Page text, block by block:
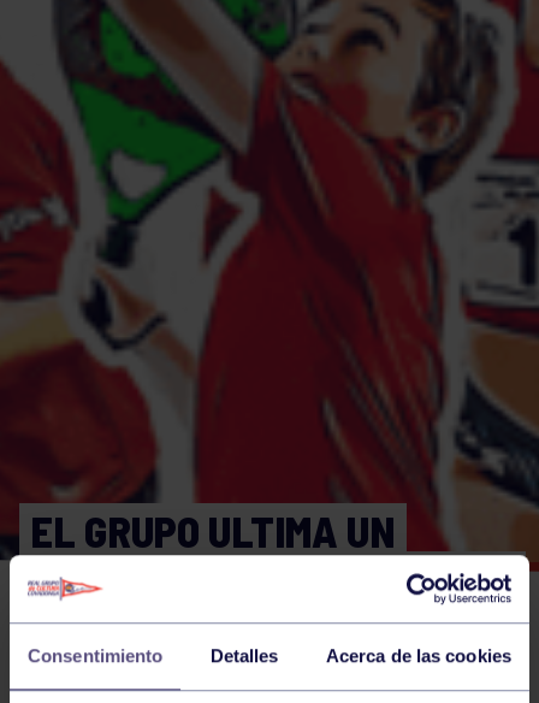
Consentimiento Detalles Acerca de las cookies
EL GRUPO ULTIMA UN
ACUERDO CON GANAX PARA
SU EXPANSIÓN DE LOS
TERRENOS DEL CHAS